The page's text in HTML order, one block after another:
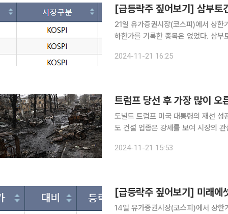
[급등락주 짚어보기] 삼부토
21일 유가증권시장(코스피)에서 상
하한가를 기록한 종목은 없었다. 삼부토건과 금호건설우는 각각 30.00%, 29.99% 오른 1274원,
주로, 우크라 재건 기대감에 상한가를
2024-11-21 16:25
트럼프 당선 후 가장 많이
도널드 트럼프 미국 대통령의 재선
도 건설 업종은 강세를 보여 시장의
(현지시각) 도널드 트럼프 당선 후 전
2024-11-21 15:53
14일 유가증권시장(코스피)에서 상